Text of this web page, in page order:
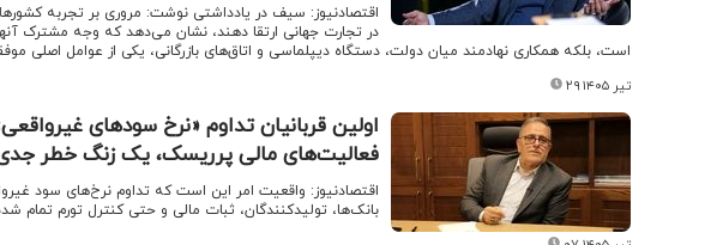
اقتصادنیوز: سیف در یادداشتی نوشت: مروری بر تجربه
در تجارت جهانی ارتقا دهند، نشان می‌دهد که وجه مشترک آنها،
است، بلکه همکاری نهادمند میان دولت، دستگاه دیپلماسی و اتاق‌‌های بازرگانی، یکی از عوامل اصلی
۲۹ تیر ۱۴۰۵
اولین قربانیان تداوم «نرخ سودهای
فعالیت‌های مالی پرریسک، یک زنگ خطر
اقتصادنیوز: واقعیت امر این است که تداوم نرخ‌‌های سود
بانک‌‌ها، تولیدکنندگان، ثبات مالی و حتی کنترل تورم تمام